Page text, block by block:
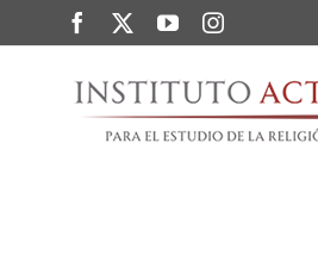
al
Facebook
TwitterYouTubeInstagram